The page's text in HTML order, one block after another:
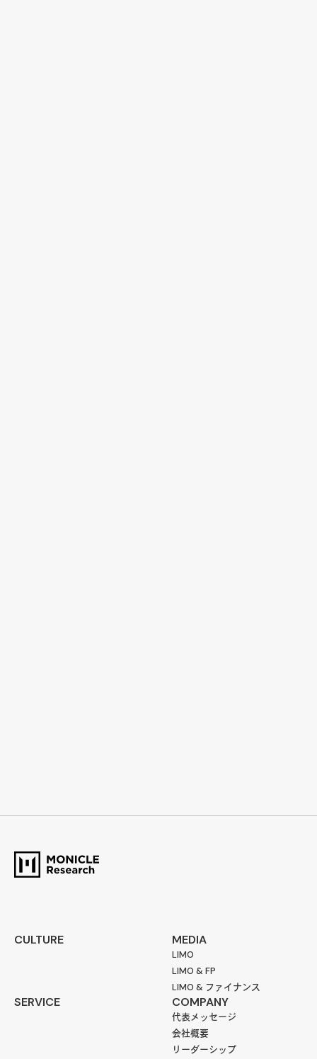
CULTURE MEDIA
LIMO
LIMO & FP
LIMO & ファイナンス
SERVICE COMPANY
代表メッセージ
会社概要
リーダーシップ